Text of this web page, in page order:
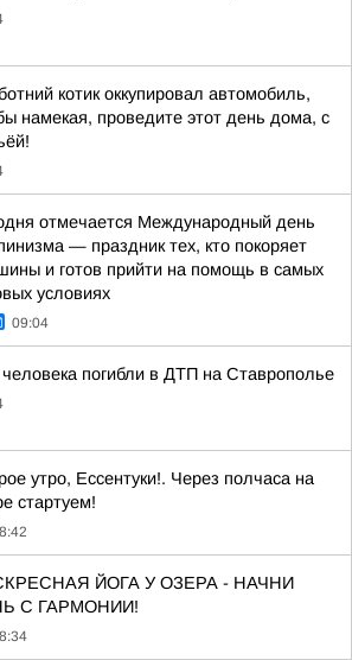
котик оккупировал автомобиль,
намекая, проведите этот день дома, с
отмечается Международный день
— праздник тех, кто покоряет
и готов прийти на помощь в самых
условиях
09:04
погибли в ДТП на Ставрополье
утро, Ессентуки!. Через полчаса на
стартуем!
ЙОГА У ОЗЕРА - НАЧНИ
С ГАРМОНИИ!